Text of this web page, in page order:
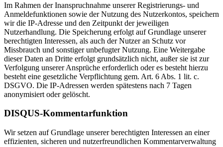
Im Rahmen der Inanspruchnahme unserer Registrierungs- und
Anmeldefunktionen sowie der Nutzung des Nutzerkontos, speichern
wir die IP-Adresse und den Zeitpunkt der jeweiligen
Nutzerhandlung. Die Speicherung erfolgt auf Grundlage unserer
berechtigten Interessen, als auch der Nutzer an Schutz vor
Missbrauch und sonstiger unbefugter Nutzung. Eine Weitergabe
dieser Daten an Dritte erfolgt grundsätzlich nicht, außer sie ist zur
Verfolgung unserer Ansprüche erforderlich oder es besteht hierzu
besteht eine gesetzliche Verpflichtung gem. Art. 6 Abs. 1 lit. c.
DSGVO. Die IP-Adressen werden spätestens nach 7 Tagen
anonymisiert oder gelöscht.
DISQUS-Kommentarfunktion
Wir setzen auf Grundlage unserer berechtigten Interessen an einer
effizienten, sicheren und nutzerfreundlichen Kommentarverwaltung